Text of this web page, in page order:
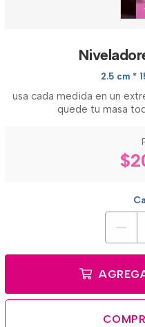
2.5 cm *
usa cada medida en un
quede tu masa